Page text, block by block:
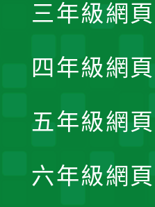
三年級網頁
四年級網頁
五年級網頁
六年級網頁